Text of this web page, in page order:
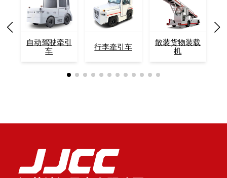
自动驾驶牵引
车
行李牵引车
散装货物装载
机